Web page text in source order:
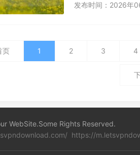
发布时间：2026年
页 1 2 3 4
WebSite.Some Rights Reserved.
https://